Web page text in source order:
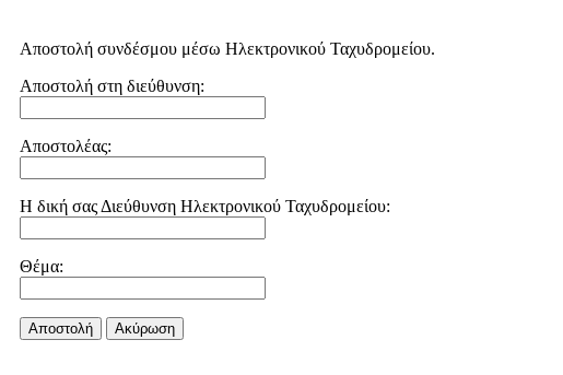
Αποστολή συνδέσμου μέσω Ηλεκτρονικού Ταχυδρομείου.
Αποστολή στη διεύθυνση:
Αποστολέας:
Η δική σας Διεύθυνση Ηλεκτρονικού Ταχυδρομείου:
Θέμα:
Αποστολή Aκύρωση